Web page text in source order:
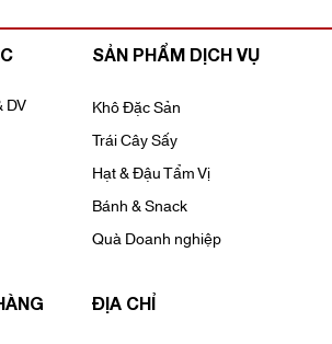
DV
SẢN PHẨM DỊCH VỤ
Khô Đặc Sản
Trái Cây Sấy
Hạt & Đậu Tẩm Vị
Bánh & Snack
Quà Doanh nghiệp
ĐỊA CHỈ